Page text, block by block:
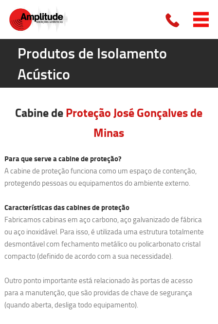
Produtos de Isolamento
Acústico
Cabine deProteçãoJosé Gonçalves de
Minas
Para que serve a cabine de proteção?
A cabine de proteção funciona como um espaço de contenção,
protegendo pessoas ou equipamentos do ambiente externo.
Características das cabines de proteção
Fabricamos cabinas em aço carbono, aço galvanizado de fábrica
ou aço inoxidável. Para isso, é utilizada uma estrutura totalmente
desmontável com fechamento metálico ou policarbonato cristal
compacto (definido de acordo com a sua necessidade).
Outro ponto importante está relacionado às portas de acesso
para a manutenção, que são providas de chave de segurança
(quando aberta, desliga todo equipamento).